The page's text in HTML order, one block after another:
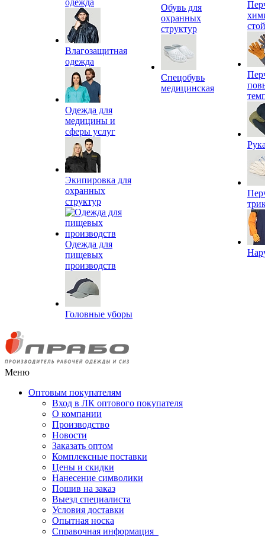
одежда
Влагозащитная
одежда
Одежда для
медицины и
сферы услуг
Экипировка для
охранных
структур
Одежда для
пищевых
производств
Головные уборы
Обувь для
охранных
структур
Спецобувь
медицинская
Меню
Оптовым покупателям
Вход в ЛК оптового покупателя
О компании
Производство
Новости
Заказать оптом
Комплексные поставки
Цены и скидки
Нанесение символики
Пошив на заказ
Выезд специалиста
Условия доставки
Опытная носка
Справочная информация